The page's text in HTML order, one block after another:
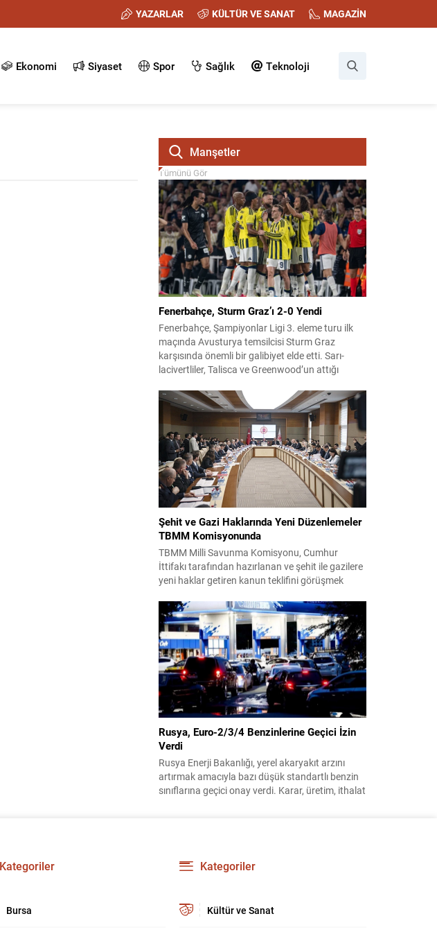
YAZARLAR KÜLTÜR VE SANAT MAGAZİN
Ekonomi Siyaset Spor Sağlık Teknoloji
Manşetler
Tümünü Gör
Fenerbahçe, Sturm Graz’ı 2-0 Yendi
Fenerbahçe, Şampiyonlar Ligi 3. eleme turu ilk
maçında Avusturya temsilcisi Sturm Graz
karşısında önemli bir galibiyet elde etti. Sarı-
lacivertliler, Talisca ve Greenwood’un attığı
öncesi avantaj sağladı. Karşılaşma sonrası
takım yönetimi mücadeleyi değerlendirdi ve
gelecek planlarına dair bilgi verdi. Futboldan
sorumlu yönetici Cihan Kamer,...
Şehit ve Gazi Haklarında Yeni Düzenlemeler
TBMM Komisyonunda
TBMM Milli Savunma Komisyonu, Cumhur
İttifakı tarafından hazırlanan ve şehit ile gazilere
yeni haklar getiren kanun teklifini görüşmek
komisyonda kabul edildi ve bir dizi düzenleme
benimsendi. Teklif kapsamında, vazife
malullerinden hayatını kaybedenlerin anne ve
babalarına bağlanacak aylık tutarının, net asgari
ücretin altında olmayacağı hükme bağlanıyor....
Rusya, Euro-2/3/4 Benzinlerine Geçici İzin
Verdi
Rusya Enerji Bakanlığı, yerel akaryakıt arzını
artırmak amacıyla bazı düşük standartlı benzin
sınıflarına geçici onay verdi. Karar, üretim, ithalat
kararın geçici olduğu ve uzun vadeli çevre
hedeflerinden sapma amaçlanmadığı...
Kategoriler
Bursa
Kategoriler
Kültür ve Sanat